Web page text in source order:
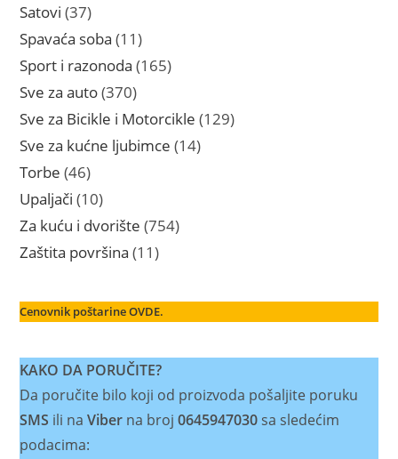
Satovi 3737
proizvoda
Spavaća soba 1111
proizvoda
Sport i razonoda 165165
Sve za auto 370370
proizvoda
Sve za Bicikle i Motorcikle 129129
Sve za kućne ljubimce 1414
Torbe 4646
proizvoda
Upaljači 1010
proizvoda
Za kuću i dvorište 754754
Zaštita površina 1111
Cenovnik poštarine OVDE.
KAKO DA PORUČITE?
Da poručite bilo koji od proizvoda pošaljite poruku
SMS ili naViber na broj0645947030sa sledećim
podacima: